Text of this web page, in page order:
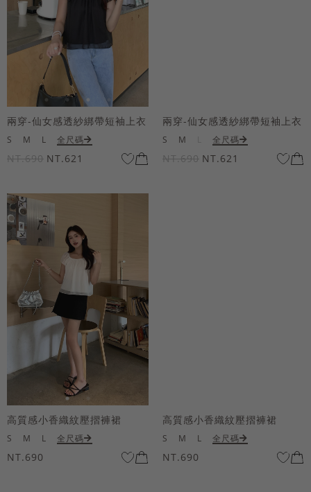
兩穿-仙女感透紗綁帶短袖上衣
S M L 全尺碼
NT.690 NT.621
兩穿-仙女感透紗綁帶短袖上衣
S M 全尺碼
NT.690 NT.621
高質感小香織紋壓摺褲裙
S M L 全尺碼
NT.690
高質感小香織紋壓摺褲裙
S M L 全尺碼
NT.690